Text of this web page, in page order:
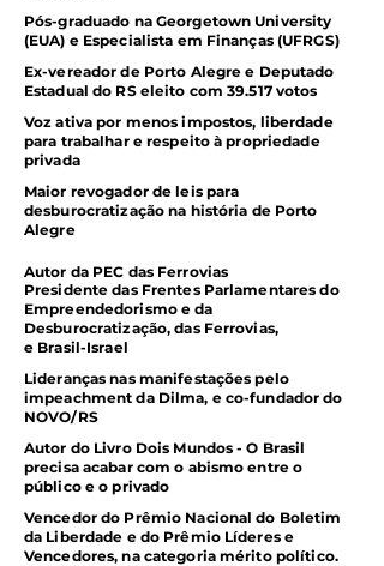
Pós-graduado na Georgetown University
(EUA) e Especialista em Finanças (UFRGS)
Ex-vereador de Porto Alegre e Deputado
Estadual do RS eleito com 39.517 votos
Voz ativa por menos impostos, liberdade
para trabalhar e respeito à propriedade
privada
Maior revogador de leis para
desburocratização na história de Porto
Alegre
Presidente das Frentes Parlamentares do
Empreendedorismo e da
Desburocratização,das Ferrovias,
e Brasil-Israel
Lideranças nas manifestações pelo
impeachment da Dilma, e co-fundador do
NOVO/RS
Autor da PEC das Ferrovias
Autor do Livro Dois Mundos - O Brasil
precisa acabar com o abismo entre o
público e o privado
Vencedor do Prêmio Nacional do Boletim
da Liberdade e do Prêmio Líderes e
Vencedores, na categoria mérito político.